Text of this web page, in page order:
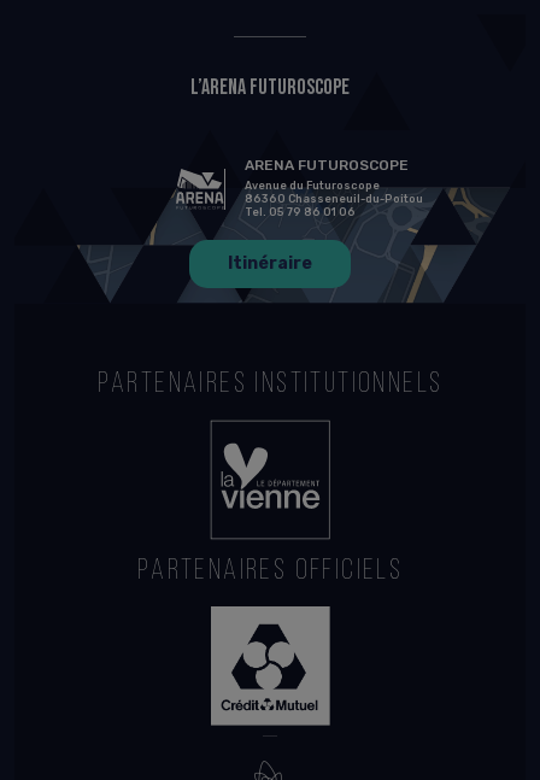
L’Arena Futuroscope
ARENA FUTUROSCOPE
Avenue du Futuroscope
86360 Chasseneuil-du-Poitou
Tel. 05 79 86 01 06
Itinéraire
PARTENAIRES INSTITUTIONNELS
PARTENAIRES OFFICIELS